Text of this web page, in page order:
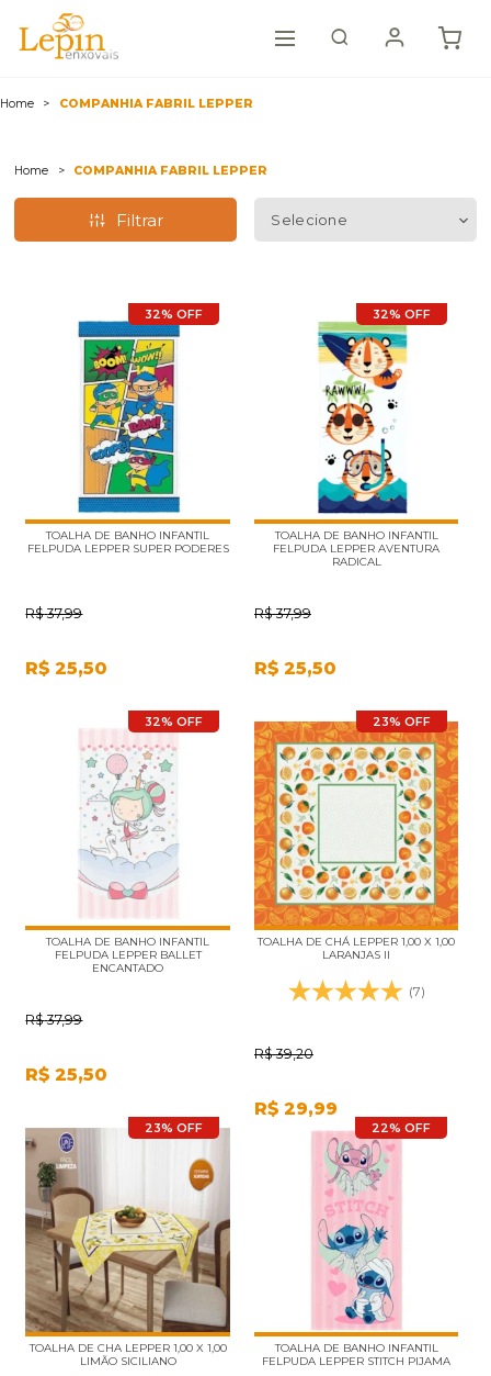
Home COMPANHIA FABRIL LEPPER
Home COMPANHIA FABRIL LEPPER
Filtrar
32% OFF
TOALHA DE BANHO INFANTIL
FELPUDA LEPPER SUPER PODERES
R$ 37,99
R$ 25,50
32% OFF
TOALHA DE BANHO INFANTIL
FELPUDA LEPPER AVENTURA
RADICAL
R$ 37,99
R$ 25,50
32% OFF
TOALHA DE BANHO INFANTIL
FELPUDA LEPPER BALLET
ENCANTADO
R$ 37,99
R$ 25,50
23% OFF
TOALHA DE CHÁ LEPPER 1,00 X 1,00
LARANJAS II
(7)
R$ 39,20
R$ 29,99
23% OFF
TOALHA DE CHA LEPPER 1,00 X 1,00
LIMÃO SICILIANO
22% OFF
TOALHA DE BANHO INFANTIL
FELPUDA LEPPER STITCH PIJAMA